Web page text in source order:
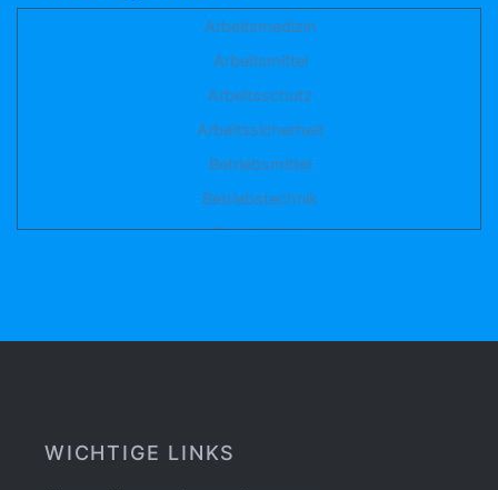
Arbeitsmedizin
Arbeitsmittel
Arbeitsschutz
Arbeitssicherheit
Betriebsmittel
Betriebstechnik
Brandschutz
WICHTIGE LINKS